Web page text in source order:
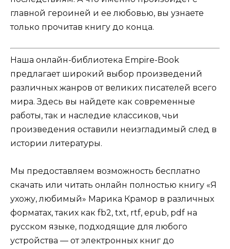
главной героиней и ее любовью, вы узнаете
только прочитав книгу до конца.
Наша онлайн-библиотека Empire-Book
предлагает широкий выбор произведений
различных жанров от великих писателей всего
мира. Здесь вы найдете как современные
работы, так и наследие классиков, чьи
произведения оставили неизгладимый след в
истории литературы.
Мы предоставляем возможность бесплатно
скачать или читать онлайн полностью книгу «Я
ухожу, любимый» Марика Крамор в различных
форматах, таких как fb2, txt, rtf, epub, pdf на
русском языке, подходящие для любого
устройства — от электронных книг до